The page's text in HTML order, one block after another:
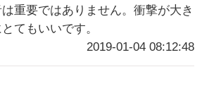
重要ではありません。衝撃が大き
てもいいです。
2019-01-04 08:12:48